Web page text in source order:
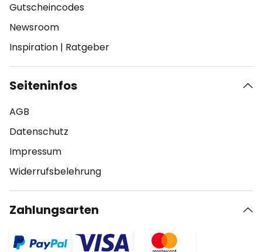
Gutscheincodes
Newsroom
Inspiration | Ratgeber
Seiteninfos
AGB
Datenschutz
Impressum
Widerrufsbelehrung
Zahlungsarten